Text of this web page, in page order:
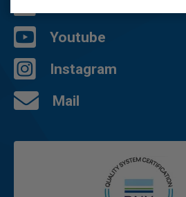
Youtube
Instagram
Mail